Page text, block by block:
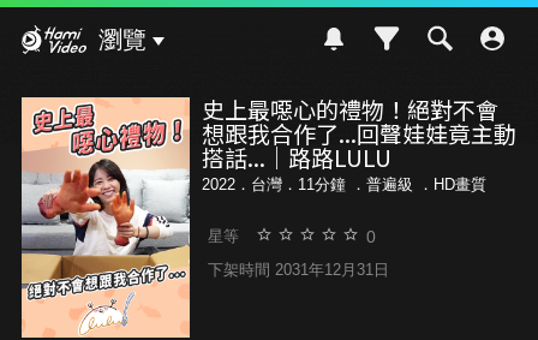
瀏覽
史上最噁心的禮物！絕對不會
想跟我合作了...回聲娃娃竟主動
搭話...｜路路LULU
2022．台灣．11分鐘 ． 普遍級 ．HD畫質
星等 0
下架時間 2031年12月31日